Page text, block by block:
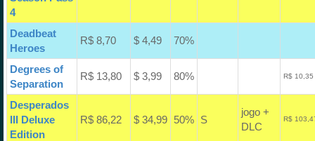
4
Deadbeat
Heroes
R$ 8,70 $ 4,49 70%
Degrees of
Separation
R$ 13,80 $ 3,99 80% R$
Desperados
III Deluxe
Edition
R$ 86,22 $ 34,99 50% S
jogo +
DLC
R$